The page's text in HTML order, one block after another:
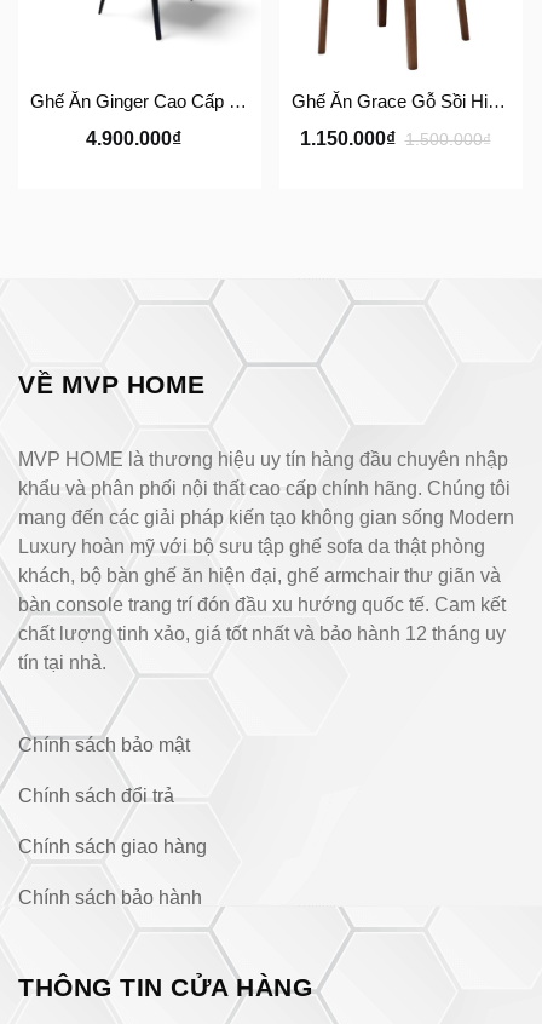
Ghế Ăn Ginger Cao Cấp Phong Cách Ý – Ghế Da Nhập Khẩu MVP HOME
4.900.000₫
Ghế Ăn Grace Gỗ Sồi Hiện Đại – Ghế Da Hàn Quốc Cao Cấp MVP HOME
1.150.000₫1.500.000₫
VỀ MVP HOME
MVP HOME là thương hiệu uy tín hàng đầu chuyên nhập
khẩu và phân phối nội thất cao cấp chính hãng. Chúng tôi
mang đến các giải pháp kiến tạo không gian sống Modern
Luxury hoàn mỹ với bộ sưu tập ghế sofa da thật phòng
khách, bộ bàn ghế ăn hiện đại, ghế armchair thư giãn và
bàn console trang trí đón đầu xu hướng quốc tế. Cam kết
chất lượng tinh xảo, giá tốt nhất và bảo hành 12 tháng uy
tín tại nhà.
Chính sách bảo mật
Chính sách đổi trả
Chính sách giao hàng
Chính sách bảo hành
THÔNG TIN CỬA HÀNG